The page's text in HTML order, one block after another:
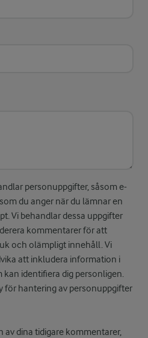
personuppgifter, såsom e-
du anger när du lämnar en
Vi behandlar dessa uppgifter
kommentarer för att
och olämpligt innehåll. Vi
att inkludera information i
identifiera dig personligen.
för hantering av personuppgifter
av dina tidigare kommentarer,